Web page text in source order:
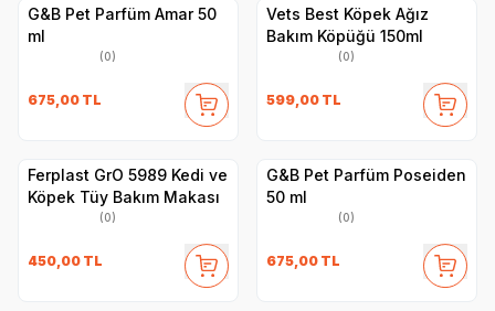
G&B Pet Parfüm Amar 50
ml
(0)
675,00 TL
Vets Best Köpek Ağız
Bakım Köpüğü 150ml
(0)
599,00 TL
Ferplast GrO 5989 Kedi ve
Köpek Tüy Bakım Makası
(0)
450,00 TL
G&B Pet Parfüm Poseiden
50 ml
(0)
675,00 TL